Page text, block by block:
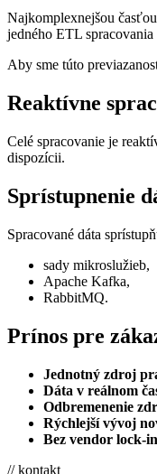
Najkomplexnejšou
jedného ETL
Aby sme túto
Reaktívne
Celé spracovanie je
dispozícii.
Sprístupnenie
Spracované dáta
sady mikroslužieb,
Apache Kafka,
RabbitMQ.
Prínos pre
Jednotný zdroj
Dáta v reálnom
Odbremenenie
Rýchlejší vývoj
Bez vendor lock-in
// kontakt